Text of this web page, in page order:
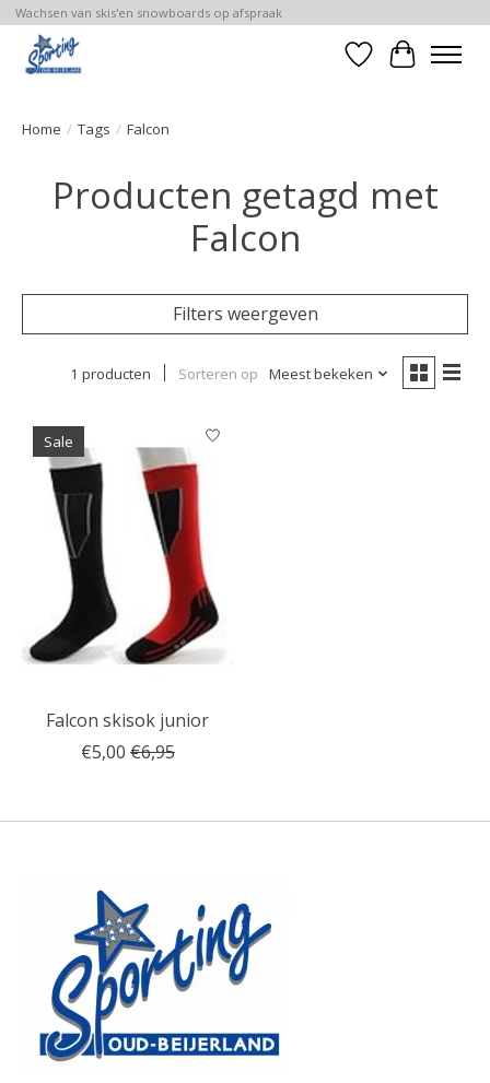
Wachsen van skis'en snowboards op afspraak
Verlanglijst
Home / Tags / Falcon
Producten getagd met
Falcon
Filters weergeven
1 producten Sorteren op Meest bekeken
Sale
Falcon skisok junior
€5,00 €6,95